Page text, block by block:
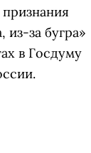
за бугра»
в Госдуму